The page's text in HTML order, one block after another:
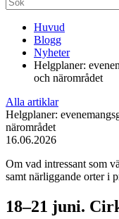
Huvud
Blogg
Nyheter
Helgplaner:
och närområdet
Alla artiklar
Helgplaner:
närområdet
16.06.2026
Om vad intressant som
samt närliggande orter i
18–21 juni.